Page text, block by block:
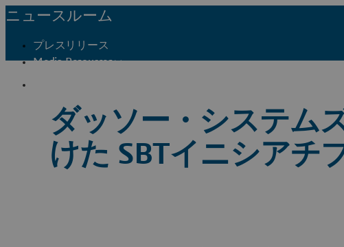
ニュースルーム
プレスリリース
Media Resources
ダッソー・システム
けた SBTイニシアチ